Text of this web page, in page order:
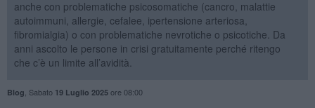
anche con problematiche psicosomatiche (cancro, malattie
autoimmuni, allergie, cefalee, ipertensione arteriosa,
fibromialgia) o con problematiche nevrotiche o psicotiche. Da
anni ascolto le persone in crisi gratuitamente perché ritengo
che c’è un limite all’avidità.
Blog Sabato 19 Luglio 2025ore 08:00